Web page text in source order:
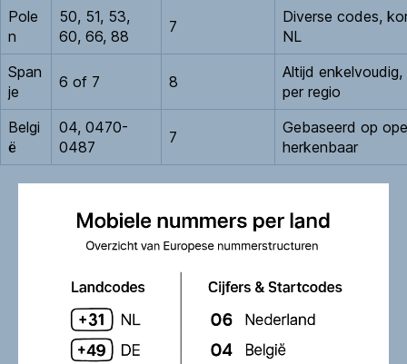
Pole
n
50, 51, 53,
60, 66, 88
7
Diverse codes,
NL
Span
je
6 of 7 8
Altijd
per regio
Belgi
ë
04, 0470-
0487
7
Gebaseerd op
herkenbaar